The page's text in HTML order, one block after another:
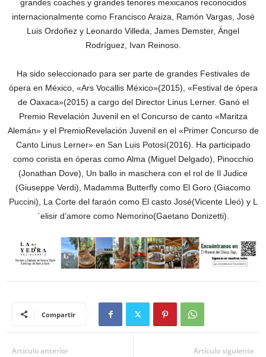
grandes coaches y grandes tenores mexicanos reconocidos
internacionalmente como Francisco Araiza, Ramón Vargas, José
Luis Ordoñez y Leonardo Villeda, James Demster, Ángel
Rodríguez, Ivan Reinoso.
Ha sido seleccionado para ser parte de grandes Festivales de
ópera en México, «Ars Vocallis México»(2015), «Festival de ópera
de Oaxaca»(2015) a cargo del Director Linus Lerner. Ganó el
Premio Revelación Juvenil en el Concurso de canto «Maritza
Alemán» y el PremioRevelación Juvenil en el «Primer Concurso de
Canto Linus Lerner» en San Luis Potosí(2016). Ha participado
como corista en óperas como Alma (Miguel Delgado), Pinocchio
(Jonathan Dove), Un ballo in maschera con el rol de Il Judice
(Giuseppe Verdi), Madamma Butterfly como El Goro (Giacomo
Puccini), La Corte del faraón como El casto José(Vicente Lleó) y L
´elisir d’amore como Nemorino(Gaetano Donizetti).
Compartir
Artículo anterior Artículo siguiente